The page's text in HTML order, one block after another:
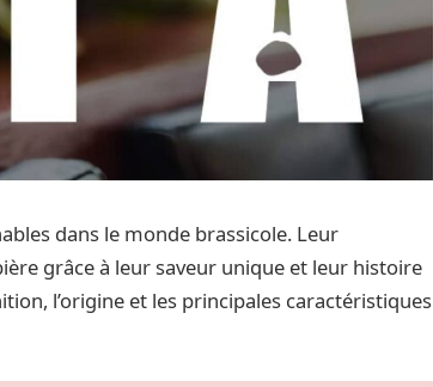
dans le monde brassicole. Leur
grâce à leur saveur unique et leur histoire
l’origine et les principales caractéristiques